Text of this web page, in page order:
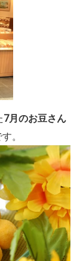
7月のお豆さん
。